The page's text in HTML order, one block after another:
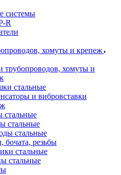
системы
R
хомуты и крепеж
трубопроводов, хомуты и
стальные
и вибровставки
стальные
стальные
стальные
бочата, резьбы
стальные
стальные